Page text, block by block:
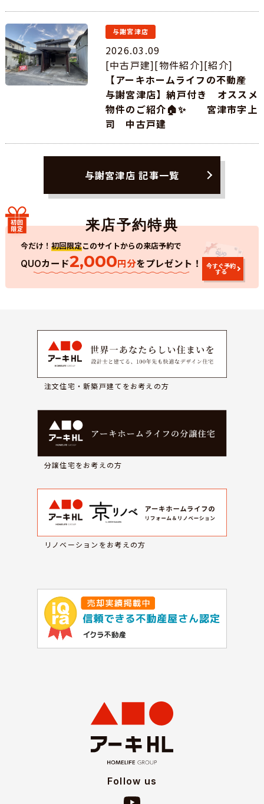
与謝宮津店
2026.03.09
[中古戸建][物件紹介][紹介]
【アーキホームライフの不動産
与謝宮津店】納戸付き オススメ
物件のご紹介🏠✨ 宮津市字上
司 中古戸建
与謝宮津店 記事一覧
初回
限定
今だけ！ 初回限定このサイトからの来店予約で
QUOカード2,000円分をプレゼント！ 今すぐ予約
する
注文住宅・新築戸建てをお考えの方
分譲住宅をお考えの方
リノベーションをお考えの方
Follow us